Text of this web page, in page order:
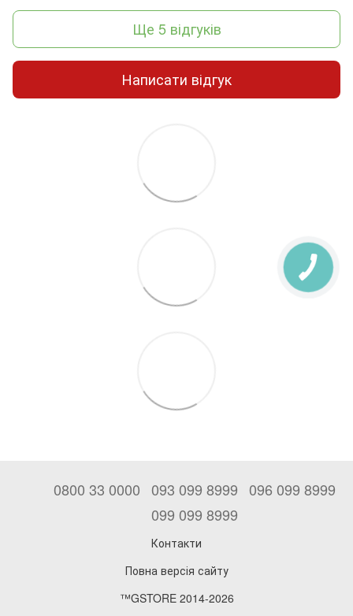
Ще 5 відгуків
Написати відгук
0800 33 0000 093 099 8999 096 099 8999
099 099 8999
Контакти
Повна версія сайту
™GSTORE 2014-2026